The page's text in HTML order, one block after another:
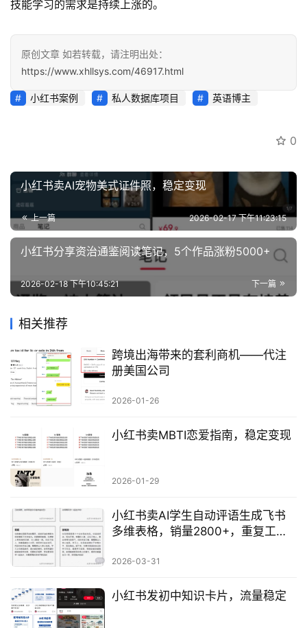
运
科
创
会
员
专
区
技能学习的需求是持续上涨的。
原创文章 如若转载，请注明出处：
https://www.xhllsys.com/46917.html
小红书案例 私人数据库项目 英语博主
0
小红书卖AI宠物美式证件照，稳定变现
上一篇 2026-02-17 下午11:23:15
小红书分享资治通鉴阅读笔记，5个作品涨粉5000+
下一篇
2026-02-18 下午10:45:21
相关推荐
跨境出海带来的套利商机——代注
册美国公司
2026-01-26
小红书卖MBTI恋爱指南，稳定变现
2026-01-29
小红书卖AI学生自动评语生成飞书
多维表格，销量2800+，重复工作
2026-03-31
小红书发初中知识卡片，流量稳定